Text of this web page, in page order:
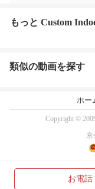
もっと Custom
類似の動画を探す
お電話
ホー
Copyright ©
京